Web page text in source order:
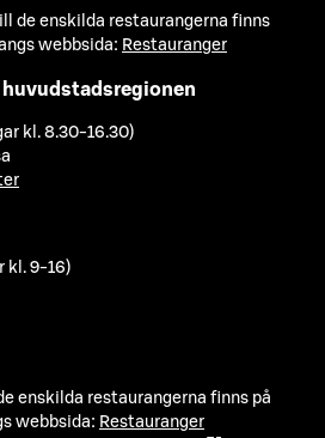
de enskilda restaurangerna finns
webbsida: Restauranger
kl. 8.30-16.30)
kl. 9-16)
enskilda restaurangerna finns på
webbsida: Restauranger